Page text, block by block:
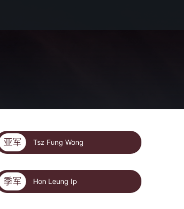
亚军 Tsz Fung Wong
季军 Hon Leung Ip